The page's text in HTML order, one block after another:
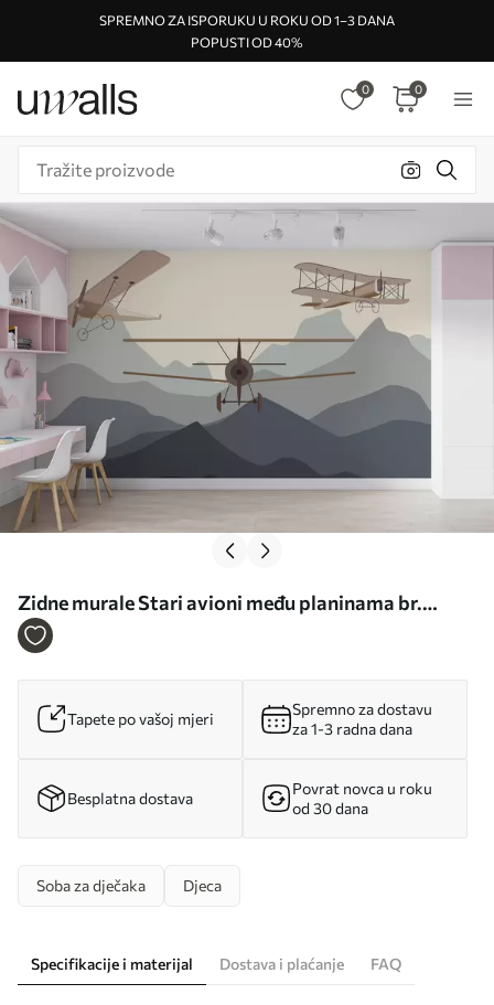
SPREMNO ZA ISPORUKU U ROKU OD 1–3 DANA
POPUSTI OD 40%
0 0
Zidne murale Stari avioni među planinama br.
u95782
Tapete po vašoj mjeri
Spremno za dostavu
za 1-3 radna dana
Besplatna dostava
Povrat novca u roku
od 30 dana
Soba za dječaka Djeca
Specifikacije i materijal Dostava i plaćanje FAQ